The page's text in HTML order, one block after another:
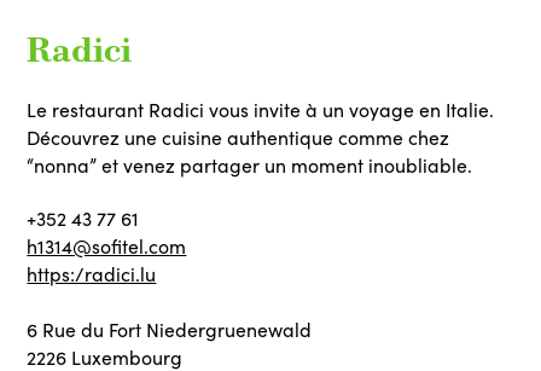
Radici
Le restaurant Radici vous invite à un voyage en Italie.
Découvrez une cuisine authentique comme chez
“nonna” et venez partager un moment inoubliable.
+352 43 77 61
h1314@sofitel.com
https:/radici.lu
6 Rue du Fort Niedergruenewald
2226 Luxembourg